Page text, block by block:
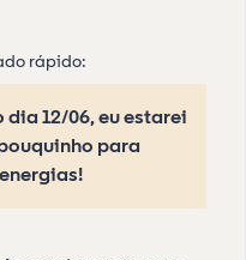
rápido:
12/06, eu estarei
para